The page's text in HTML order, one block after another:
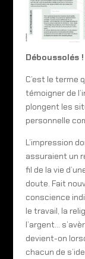
Déboussolés !
C’est le terme
témoigner de
plongent les
personnelle
L’impression
assuraient un
fil de la vie
doute. Fait
conscience
le travail, la
l’argent…
devient-on
chacun de